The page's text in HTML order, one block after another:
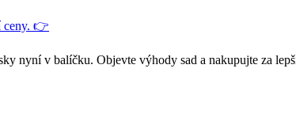
ceny. 👉
nyní v balíčku. Objevte výhody sad a nakupujte za